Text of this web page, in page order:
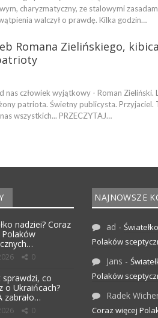
charyzmatyczny, ze stalowymi
walczył o prawdę. Kilka godzin…
Romana Zielińskiego,
nas człowiek wyjątkowy - Roman Zieliński.
patriota. Świetny publicysta. Przyjaciel.
wszystkich... PRZECZYTAJ…
nadziei? Coraz
0
sprawdzi, co
o Ukraińcach?
zabrało…
0
NAJNOWSZE
ad -
Polaków
Jans -
Polaków
Radek
Coraz więcej